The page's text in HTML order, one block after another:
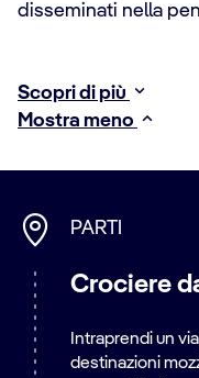
disseminati nella
Scopri di più
Mostra meno
PARTI
Crociere
Intraprendi un
destinazioni